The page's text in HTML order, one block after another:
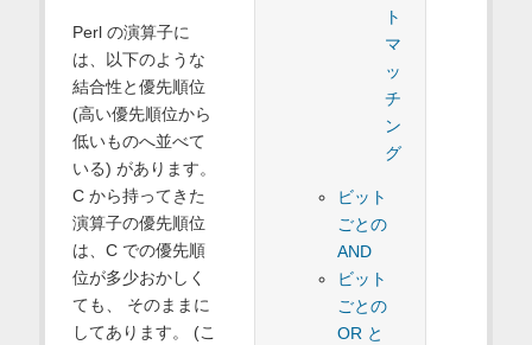
ト
マ
ッ
チ
ン
グ
ビット
ごとの
AND
ビット
ごとの
OR と
Perl の演算子に
は、以下のような
結合性と優先順位
(高い優先順位から
低いものへ並べて
いる) があります。
C から持ってきた
演算子の優先順位
は、C での優先順
位が多少おかしく
ても、 そのままに
してあります。 (こ